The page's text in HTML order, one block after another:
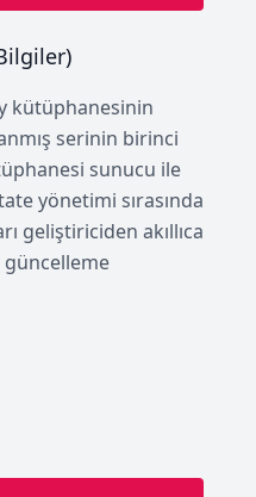
kütüphanesinin
serinin birinci
sunucu ile
yönetimi sırasında
geliştiriciden akıllıca